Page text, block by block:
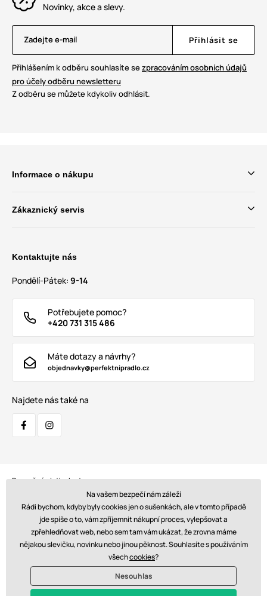
Novinky, akce a slevy.
Zadejte e-mail Přihlásit se
Přihlášením k odběru souhlasíte sezpracováním osobních údajů
pro účely odběru newsletteru
Z odběru se můžete kdykoliv odhlásit.
Informace o nákupu
Zákaznický servis
Kontaktujte nás
Pondělí-Pátek: 9-14
Potřebujete pomoc?
+420 731 315 486
Máte dotazy a návrhy?
objednavky@perfektnipradlo.cz
Najdete nás také na
Bezpečná platba kartou:
Doprava:
© 2026 www.perfektnipradlo.cz. Technicky zajišťujeSimplia s.r.o.
Na vašem bezpečí nám záleží
Rádi bychom, kdyby byly cookies jen o sušenkách, ale v tomto případě
jde spíše o to, vám zpříjemnit nákupní proces, vylepšovat a
zpřehledňovat web, nebo sem tam vám ukázat, že zrovna máme
nějakou slevičku, novinku nebo jinou pěknost. Souhlasíte s používáním
všechcookies?
Nesouhlas